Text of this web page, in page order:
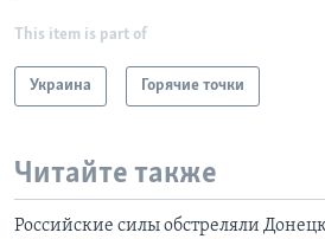
This item is part of
Украина Горячие точки
Читайте также
Российские силы обстреляли